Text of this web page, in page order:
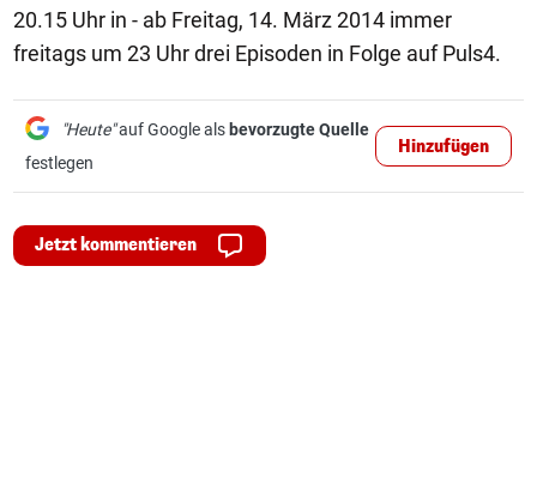
20.15 Uhr in - ab Freitag, 14. März 2014 immer
freitags um 23 Uhr drei Episoden in Folge auf Puls4.
"Heute"auf Google als bevorzugte Quelle
festlegen
Hinzufügen
Jetzt kommentieren